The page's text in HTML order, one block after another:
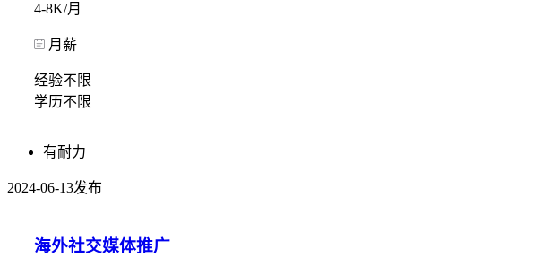
4-8K/月
月薪
经验不限
学历不限
有耐力
2024-06-13发布
海外社交媒体推广